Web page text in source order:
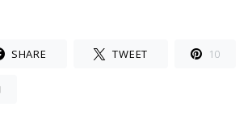
SHARE TWEET 10